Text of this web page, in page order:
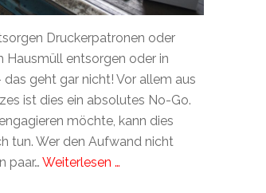
Druckerpatronen oder
Hausmüll entsorgen oder in
geht gar nicht! Vor allem aus
ist dies ein absolutes No-Go.
möchte, kann dies
tun. Wer den Aufwand nicht
paar… Weiterlesen …